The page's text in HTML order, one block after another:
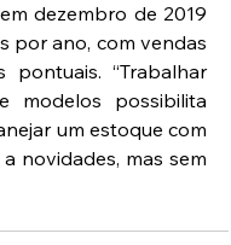
dezembro de 2019
por ano, com vendas
“Trabalhar
modelos possibilita
um estoque com
novidades, mas sem